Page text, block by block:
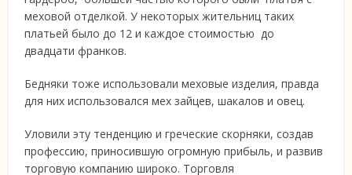
меховой отделкой. У некоторых жительниц таких
платьей было до 12 и каждое стоимостью до
двадцати франков.
Бедняки тоже использовали меховые изделия, правда
для них использовался мех зайцев, шакалов и овец.
Уловили эту тенденцию и греческие скорняки, создав
профессию, приносившую огромную прибыль, и развив
торговую компанию широко. Торговля